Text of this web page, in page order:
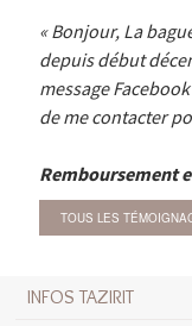
Bonjour, La
depuis début
message
de me contacter
Remboursement
TOUS LES
INFOS TAZIRIT